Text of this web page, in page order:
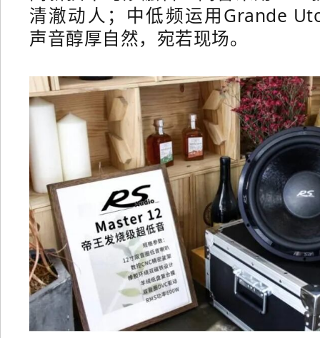
清澈动人；中低频运用Grande
声音醇厚自然，宛若现场。